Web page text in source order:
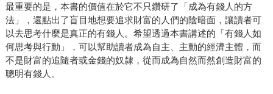
最重要的是，本書的價值在於它不只鑽研了「成為有錢人的方
法」，還點出了盲目地想要追求財富的人們的陰暗面，讓讀者可
以去思考什麼是真正的有錢人。希望透過本書講述的「有錢人如
何思考與行動」，可以幫助讀者成為自主、主動的經濟主體，而
不是財富的追隨者或金錢的奴隸，從而成為自然而然創造財富的
聰明有錢人。